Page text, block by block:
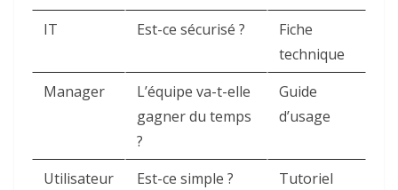
IT
Est-ce sécurisé ?
Fiche
technique
Manager
L’équipe va-t-elle
gagner du temps
?
Guide
d’usage
Utilisateur Est-ce simple ?
Tutoriel